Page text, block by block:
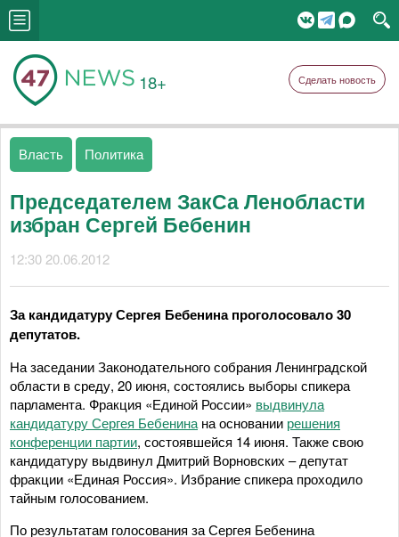
18+ Сделать новость
Власть Политика
Председателем ЗакСа Ленобласти
избран Сергей Бебенин
12:30 20.06.2012
За кандидатуру Сергея Бебенина проголосовало 30
депутатов.
На заседании Законодательного собрания Ленинградской
области в среду, 20 июня, состоялись выборы спикера
парламента. Фракция «Единой России» выдвинула
кандидатуру Сергея Бебенина на основании решения
конференции партии, состоявшейся 14 июня. Также свою
кандидатуру выдвинул Дмитрий Ворновских – депутат
фракции «Единая Россия». Избрание спикера проходило
тайным голосованием.
По результатам голосования за Сергея Бебенина